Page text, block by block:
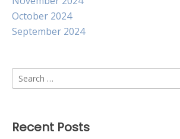
October 2024
September 2024
Search
for:
Recent Posts